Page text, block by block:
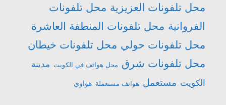
محل تلفونات العزيزية محل تلفونات
الفروانية محل تلفونات المنطفة العاشرة
محل تلفونات حولي محل تلفونات خيطان
محل تلفونات شرق محل هواتف في الكويت مدينة
الكويت مستعمل هواتف مستعملة هواوي